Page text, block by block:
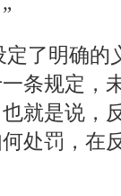
了明确的
条规定，
就是说，
处罚，在